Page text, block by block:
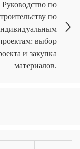
Руководство по
по
выбор
и закупка
материалов.